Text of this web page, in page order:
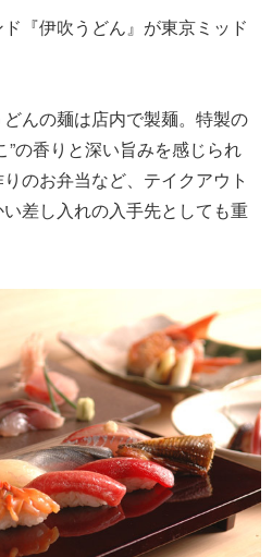
『伊吹うどん』が東京ミッド
んの麺は店内で製麺。特製の
”の香りと深い旨みを感じられ
のお弁当など、テイクアウト
差し入れの入手先としても重